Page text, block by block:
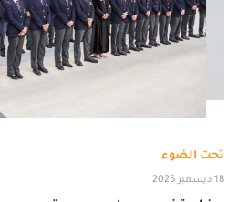
تحت الضوء
18 ديسمبر 2025